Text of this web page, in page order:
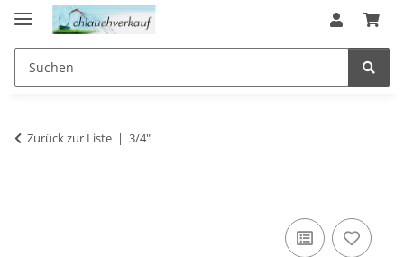
Zurück zur Liste 3/4"